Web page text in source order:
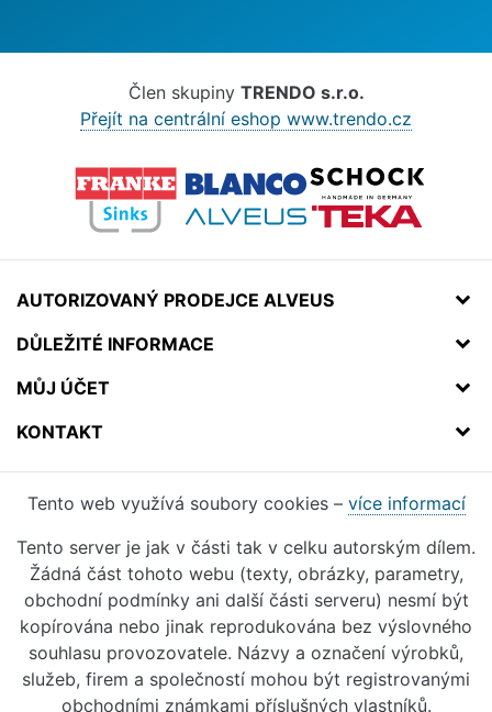
Člen skupiny TRENDO s.r.o.
Přejít na centrální eshop www.trendo.cz
AUTORIZOVANÝ PRODEJCE ALVEUS
DŮLEŽITÉ INFORMACE
MŮJ ÚČET
KONTAKT
Tento web využívá soubory cookies – více informací
Tento server je jak v části tak v celku autorským dílem.
Žádná část tohoto webu (texty, obrázky, parametry,
obchodní podmínky ani další části serveru) nesmí být
kopírována nebo jinak reprodukována bez výslovného
souhlasu provozovatele. Názvy a označení výrobků,
služeb, firem a společností mohou být registrovanými
obchodními známkami příslušných vlastníků.